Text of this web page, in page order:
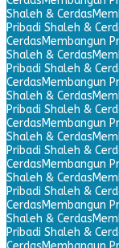
Shaleh & Cerdas
Pribadi Shaleh &
CerdasMembangun
Shaleh & Cerdas
Pribadi Shaleh &
CerdasMembangun
Shaleh & Cerdas
Pribadi Shaleh &
CerdasMembangun
Shaleh & Cerdas
Pribadi Shaleh &
CerdasMembangun
Shaleh & Cerdas
Pribadi Shaleh &
CerdasMembangun
Shaleh & Cerdas
Pribadi Shaleh &